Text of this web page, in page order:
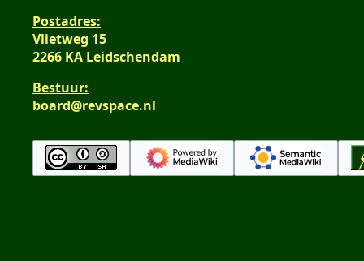
Postadres:
Vlietweg 15
2266 KA Leidschendam
Bestuur:
board@revspace.nl